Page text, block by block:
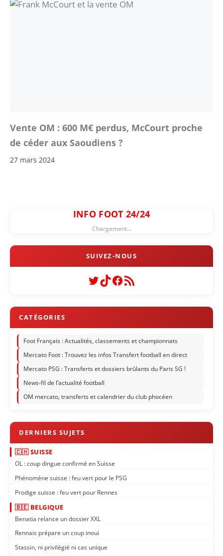
Vente OM : 600 M€ perdus, McCourt proche
de céder aux Saoudiens ?
27 mars 2024
INFO FOOT 24/24
Chargement...
Twitter
TikTok
Facebook
Flux RSS
Foot Français : Actualités, classements et championnats
Mercato Foot : Trouvez les infos Transfert football en direct
Mercato PSG : Transferts et dossiers brûlants du Paris SG !
News-fil de l’actualité football
OM mercato, transferts et calendrier du club phocéen
🇨🇭 SUISSE
OL : coup dingue confirmé en Suisse
Phénomène suisse : feu vert pour le PSG
Prodige suisse : feu vert pour Rennes
🇧🇪 BELGIQUE
Benatia relance un dossier XXL
Rennais prépare un coup inouï
Stassin, ni privilégié ni cas unique